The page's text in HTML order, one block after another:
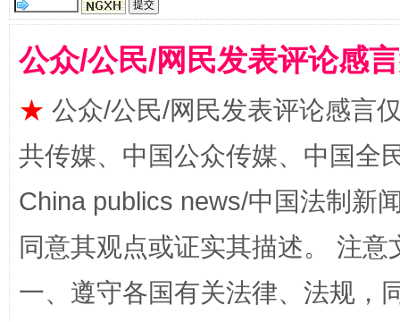
全民健身五年计划来了！等你上场
阿坝州三大球赛在茂县开幕 规模
公众/公民/网民发表评论感
★ 公众/公民/网民发表评论感言
共传媒、中国公众传媒、中国全
China publics news/中国法制新
同意其观点或证实其描述。 注
一、遵守各国有关法律、法规，